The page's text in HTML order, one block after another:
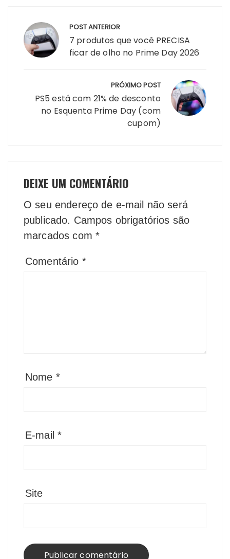
de
Post
POST ANTERIOR
7 produtos que você PRECISA
ficar de olho no Prime Day 2026
PRÓXIMO POST
PS5 está com 21% de desconto
no Esquenta Prime Day (com
cupom)
DEIXE UM COMENTÁRIO
O seu endereço de e-mail não será
publicado. Campos obrigatórios são
marcados com *
Comentário *
Nome *
E-mail*
Site